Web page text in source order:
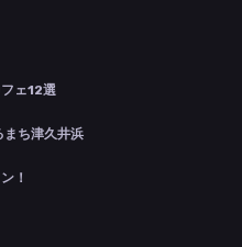
ェ12選
まち津久井浜
！